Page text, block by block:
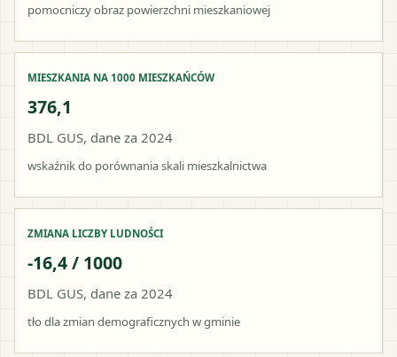
pomocniczy obraz powierzchni mieszkaniowej
MIESZKANIA NA 1000 MIESZKAŃCÓW
376,1
BDL GUS, dane za 2024
wskaźnik do porównania skali mieszkalnictwa
ZMIANA LICZBY LUDNOŚCI
-16,4 / 1000
BDL GUS, dane za 2024
tło dla zmian demograficznych w gminie